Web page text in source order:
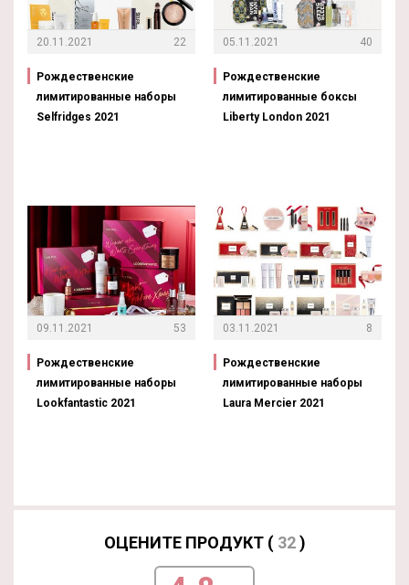
20.11.2021 22
Рождественские
лимитированные наборы
Selfridges 2021
09.11.2021 53
Рождественские
лимитированные наборы
Lookfantastic 2021
05.11.2021 40
Рождественские
лимитированные боксы
Liberty London 2021
03.11.2021 8
Рождественские
лимитированные наборы
Laura Mercier 2021
ОЦЕНИТЕ ПРОДУКТ ( 32)